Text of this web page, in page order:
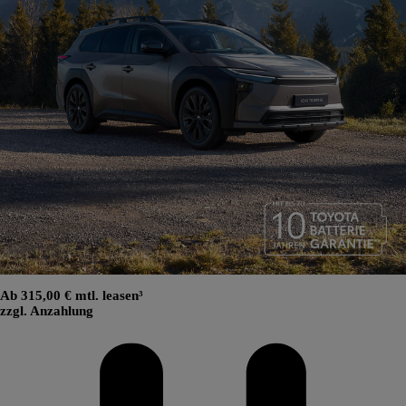
Ab 315,00 € mtl. leasen³
zzgl. Anzahlung